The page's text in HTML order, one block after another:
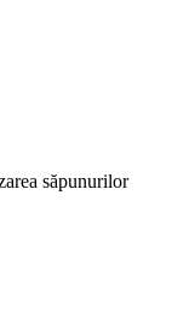
săpunurilor